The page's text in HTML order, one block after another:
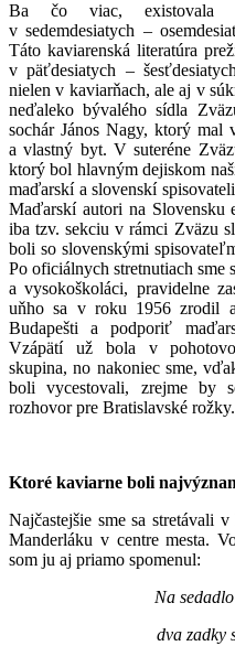
Ba čo viac, existovala
v sedemdesiatych –
Táto kaviarenská literatúra
v päťdesiatych –
nielen v kaviarňach, ale aj v
neďaleko bývalého sídla
sochár János Nagy, ktorý mal
a vlastný byt. V suteréne
ktorý bol hlavným dejiskom
maďarskí a slovenskí
Maďarskí autori na Slovensku
iba tzv. sekciu v rámci Zväzu
boli so slovenskými
Po oficiálnych stretnutiach sme
a vysokoškoláci, pravidelne
uňho sa v roku 1956 zrodil
Budapešti a podporiť
Vzápätí už bola v
skupina, no nakoniec sme,
boli vycestovali, zrejme by
rozhovor pre Bratislavské rožky.
Ktoré kaviarne boli
Najčastejšie sme sa stretávali
Manderláku v centre mesta.
som ju aj priamo spomenul:
Na
dva zadky